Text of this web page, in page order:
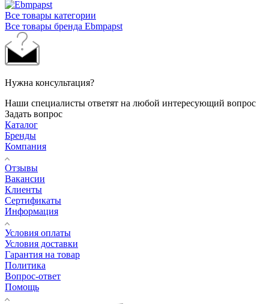
Все товары категории
Все товары бренда Ebmpapst
Нужна консультация?
Наши специалисты ответят на любой интересующий вопрос
Задать вопрос
Каталог
Бренды
Компания
Отзывы
Вакансии
Клиенты
Сертификаты
Информация
Условия оплаты
Условия доставки
Гарантия на товар
Политика
Вопрос-ответ
Помощь